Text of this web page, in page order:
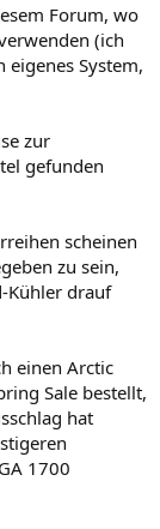
Forum, wo
(ich
System,
zur
gefunden
scheinen
zu sein,
Kühler drauf
einen Arctic
Sale bestellt,
hat
1700